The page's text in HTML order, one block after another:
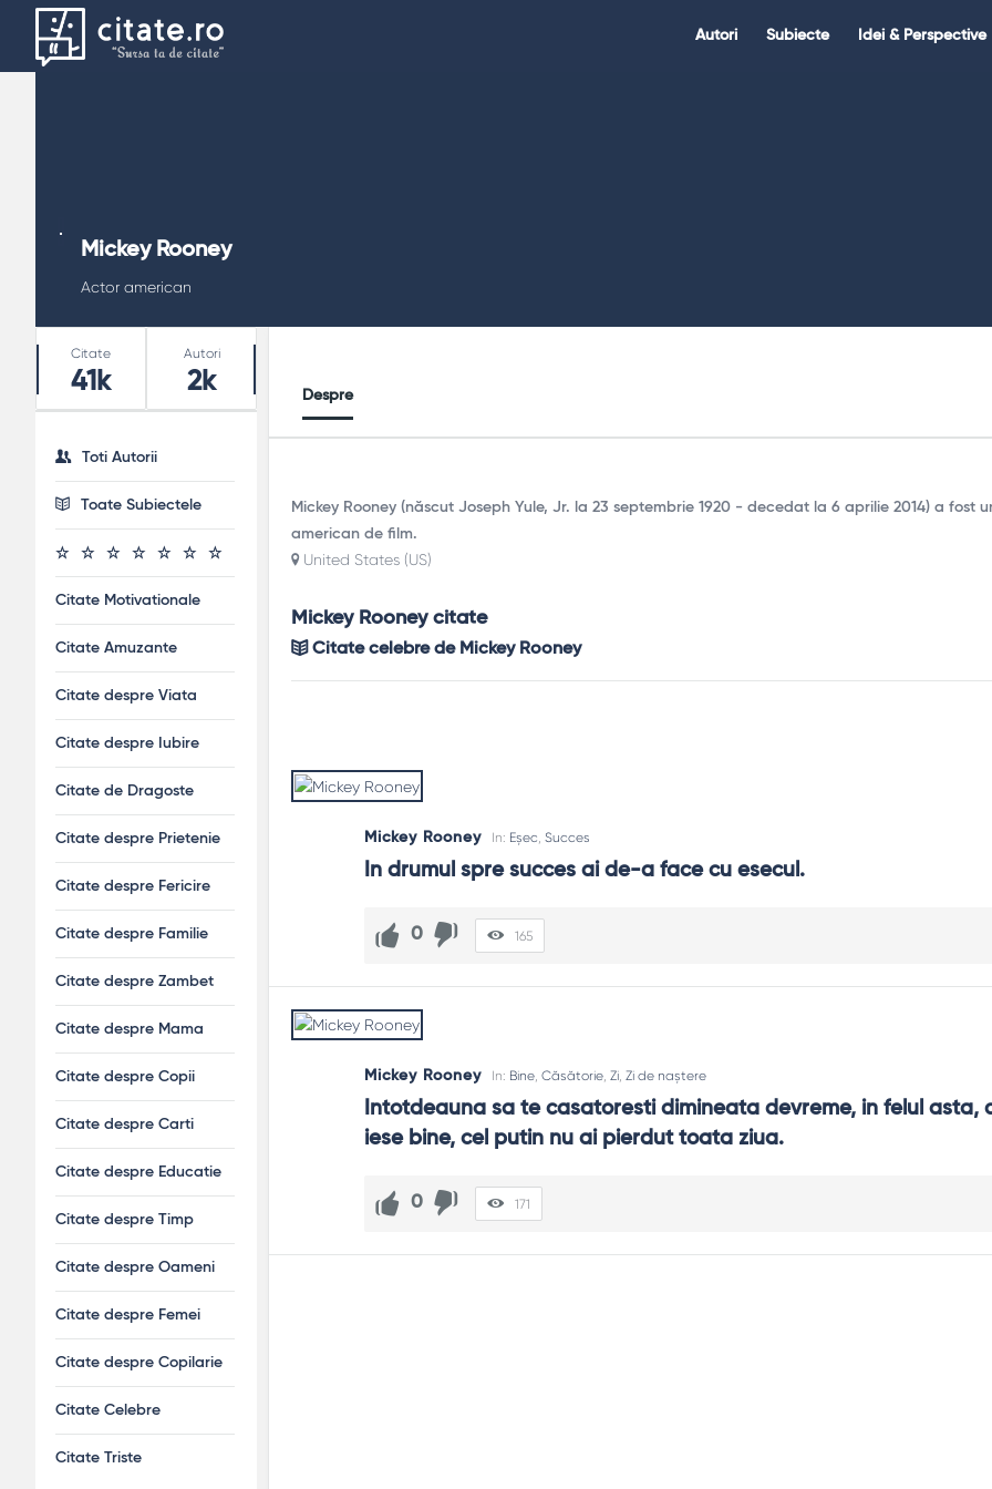
Citate.ro
Autori Subiecte Idei & Perspective
Mickey Rooney
Actor american
Despre
Mickey Rooney (născut Joseph Yule, Jr. la 23 septembrie 1920 - decedat la 6 aprilie 2014) a fost
american de film.
United States (US)
Mickey Rooney citate
Citate celebre de Mickey Rooney
Mickey Rooney In: Eșec ,Succes
In drumul spre succes ai de-a face cu esecul.
0 165
Mickey Rooney In: Bine,Căsătorie,Zi,Zi de naștere
Intotdeauna sa te casatoresti dimineata devreme, in felul asta,
iese bine, cel putin nu ai pierdut toata ziua.
0 171
Stats
Citate
41k
Autori
2k
Toti Autorii
Toate Subiectele
Citate Motivationale
Citate Amuzante
Citate despre Viata
Citate despre Iubire
Citate de Dragoste
Citate despre Prietenie
Citate despre Fericire
Citate despre Familie
Citate despre Zambet
Citate despre Mama
Citate despre Copii
Citate despre Carti
Citate despre Educatie
Citate despre Timp
Citate despre Oameni
Citate despre Femei
Citate despre Copilarie
Citate Celebre
Citate Triste